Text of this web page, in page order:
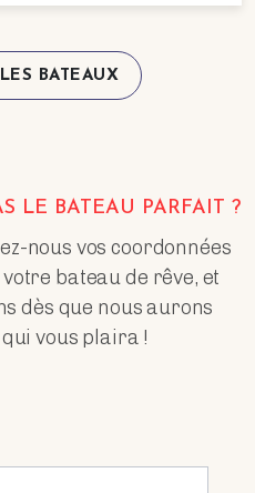
BATEAUX
LE BATEAU PARFAIT ?
nous vos coordonnées
bateau de rêve, et
dès que nous aurons
vous plaira !